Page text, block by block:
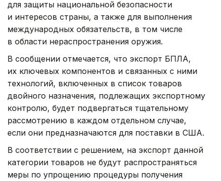
для защиты национальной безопасности
и интересов страны, а также для выполнения
международных обязательств, в том числе
в области нераспространения оружия.
В сообщении отмечается, что экспорт БПЛА,
их ключевых компонентов и связанных с ними
технологий, включенных в список товаров
двойного назначения, подлежащих экспортному
контролю, будет подвергаться тщательному
рассмотрению в каждом отдельном случае,
если они предназначаются для поставки в США.
В соответствии с решением, на экспорт данной
категории товаров не будут распространяться
меры по упрощению процедуры получения